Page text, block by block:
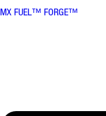
MX FUEL™ FORGE™